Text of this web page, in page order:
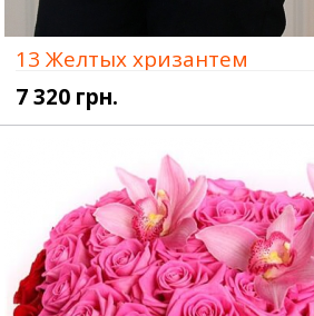
13 Желтых хризантем
7 320 грн.